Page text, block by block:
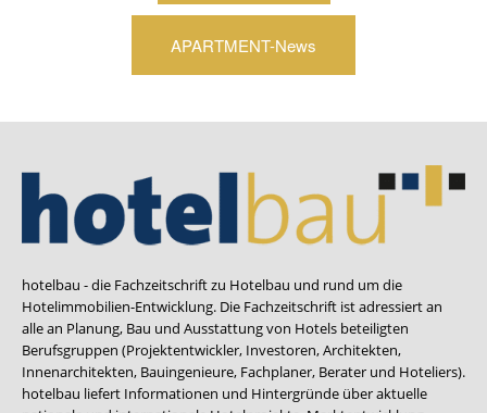
APARTMENT-News
hotelbau - die Fachzeitschrift zu Hotelbau und rund um die
Hotelimmobilien-Entwicklung. Die Fachzeitschrift ist adressiert an
alle an Planung, Bau und Ausstattung von Hotels beteiligten
Berufsgruppen (Projektentwickler, Investoren, Architekten,
Innenarchitekten, Bauingenieure, Fachplaner, Berater und Hoteliers).
hotelbau liefert Informationen und Hintergründe über aktuelle